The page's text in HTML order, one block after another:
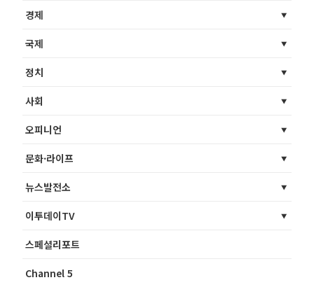
경제
국제
정치
사회
오피니언
문화·라이프
뉴스발전소
이투데이TV
스페셜리포트
Channel 5